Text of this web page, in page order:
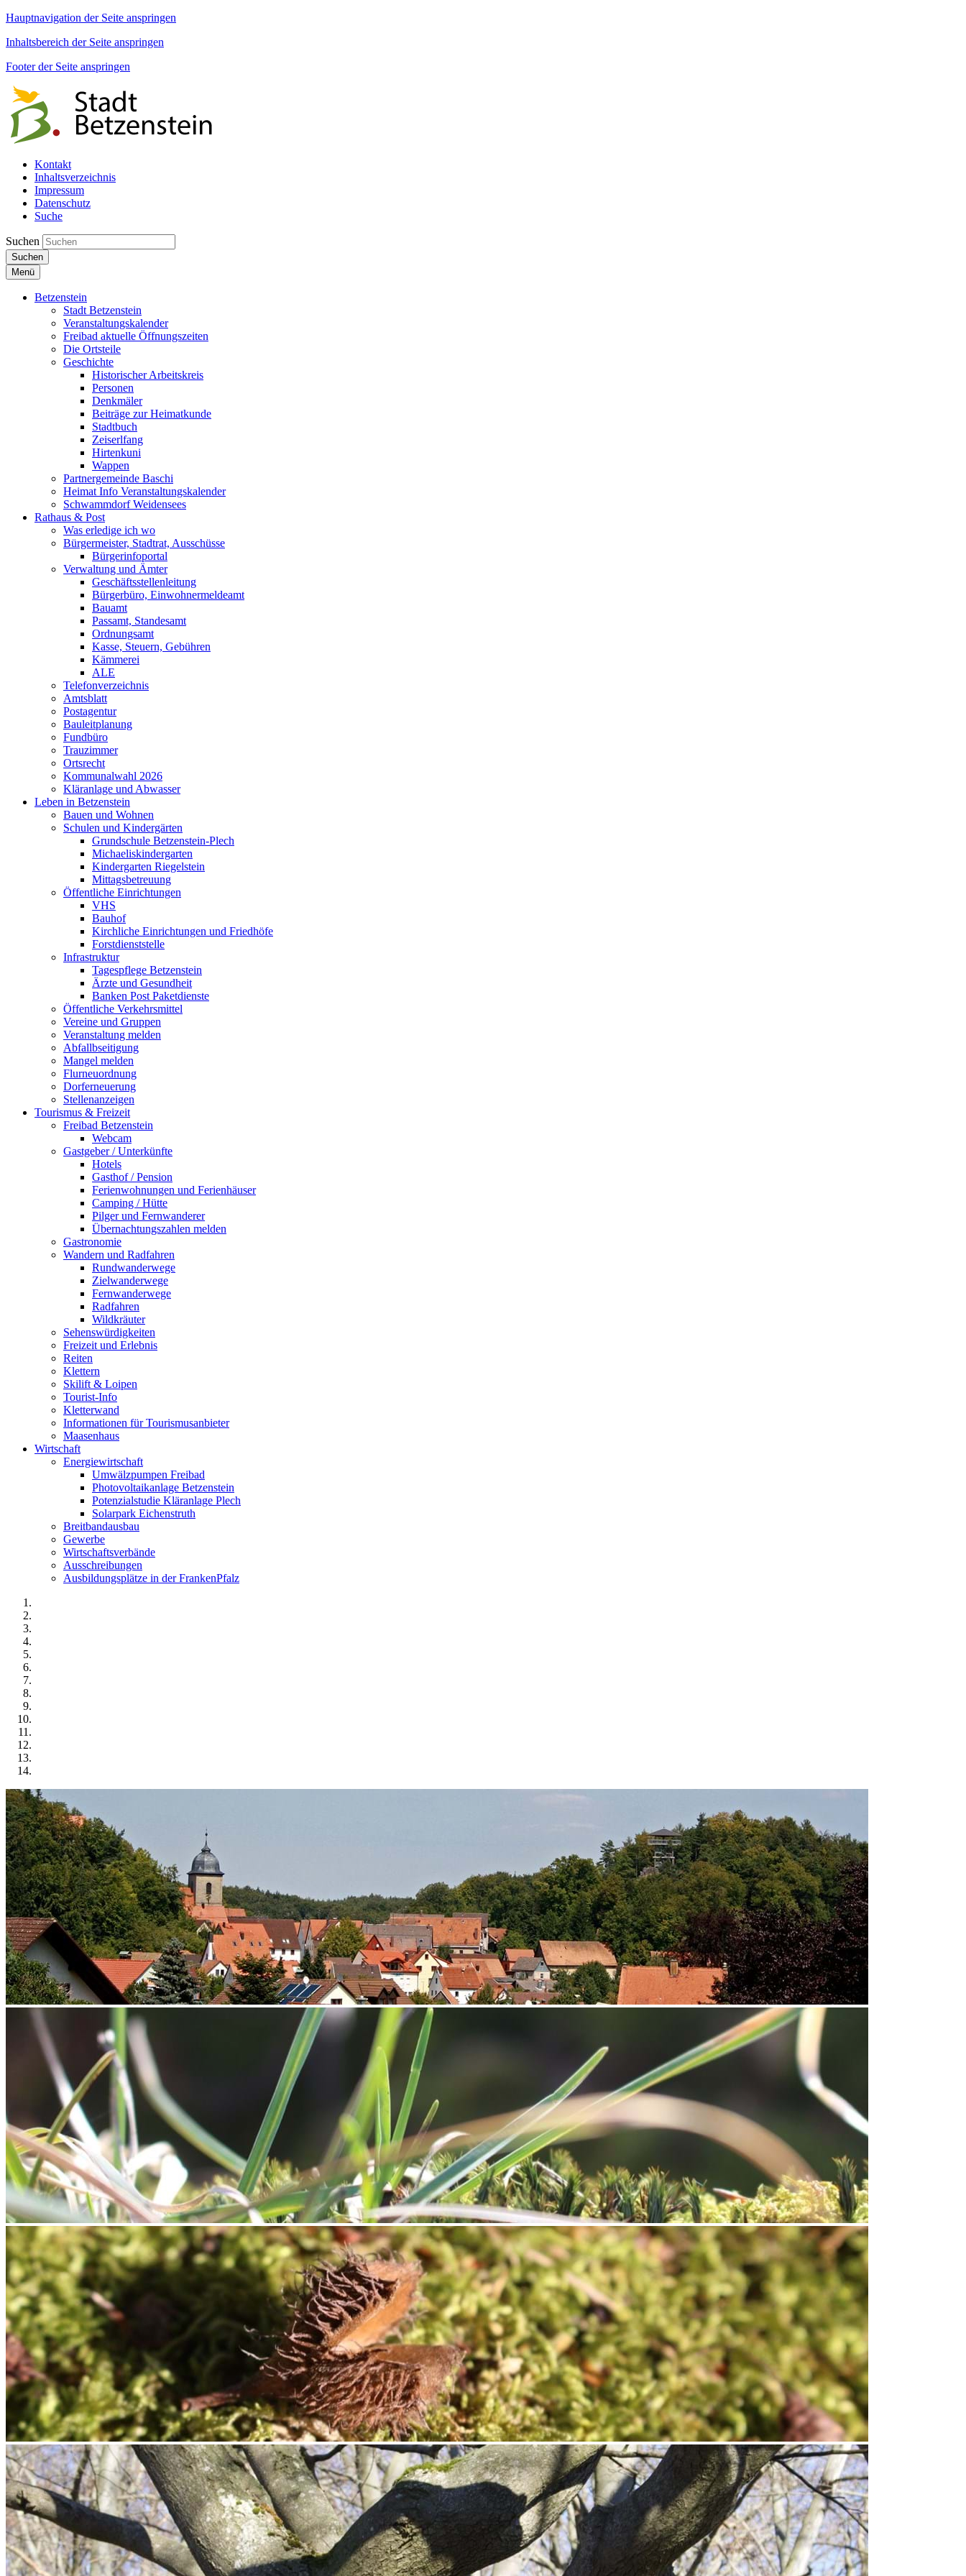
Hauptnavigation der Seite anspringen
Inhaltsbereich der Seite anspringen
Footer der Seite anspringen
Kontakt
Inhaltsverzeichnis
Impressum
Datenschutz
Suche
Suchen
Suchen
Menü
Betzenstein
Stadt Betzenstein
Veranstaltungskalender
Freibad aktuelle Öffnungszeiten
Die Ortsteile
Geschichte
Historischer Arbeitskreis
Personen
Denkmäler
Beiträge zur Heimatkunde
Stadtbuch
Zeiserlfang
Hirtenkuni
Wappen
Partnergemeinde Baschi
Heimat Info Veranstaltungskalender
Schwammdorf Weidensees
Rathaus & Post
Was erledige ich wo
Bürgermeister, Stadtrat, Ausschüsse
Bürgerinfoportal
Verwaltung und Ämter
Geschäftsstellenleitung
Bürgerbüro, Einwohnermeldeamt
Bauamt
Passamt, Standesamt
Ordnungsamt
Kasse, Steuern, Gebühren
Kämmerei
ALE
Telefonverzeichnis
Amtsblatt
Postagentur
Bauleitplanung
Fundbüro
Trauzimmer
Ortsrecht
Kommunalwahl 2026
Kläranlage und Abwasser
Leben in Betzenstein
Bauen und Wohnen
Schulen und Kindergärten
Grundschule Betzenstein-Plech
Michaeliskindergarten
Kindergarten Riegelstein
Mittagsbetreuung
Öffentliche Einrichtungen
VHS
Bauhof
Kirchliche Einrichtungen und Friedhöfe
Forstdienststelle
Infrastruktur
Tagespflege Betzenstein
Ärzte und Gesundheit
Banken Post Paketdienste
Öffentliche Verkehrsmittel
Vereine und Gruppen
Veranstaltung melden
Abfallbseitigung
Mangel melden
Flurneuordnung
Dorferneuerung
Stellenanzeigen
Tourismus & Freizeit
Freibad Betzenstein
Webcam
Gastgeber / Unterkünfte
Hotels
Gasthof / Pension
Ferienwohnungen und Ferienhäuser
Camping / Hütte
Pilger und Fernwanderer
Übernachtungszahlen melden
Gastronomie
Wandern und Radfahren
Rundwanderwege
Zielwanderwege
Fernwanderwege
Radfahren
Wildkräuter
Sehenswürdigkeiten
Freizeit und Erlebnis
Reiten
Klettern
Skilift & Loipen
Tourist-Info
Kletterwand
Informationen für Tourismusanbieter
Maasenhaus
Wirtschaft
Energiewirtschaft
Umwälzpumpen Freibad
Photovoltaikanlage Betzenstein
Potenzialstudie Kläranlage Plech
Solarpark Eichenstruth
Breitbandausbau
Gewerbe
Wirtschaftsverbände
Ausschreibungen
Ausbildungsplätze in der FrankenPfalz